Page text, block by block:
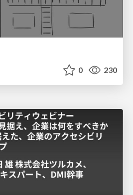
0 230